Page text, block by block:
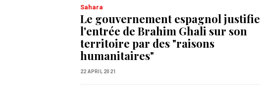
Sahara
Le gouvernement espagnol justifie
l'entrée de Brahim Ghali sur son
territoire par des "raisons
humanitaires"
22 APRIL 2021